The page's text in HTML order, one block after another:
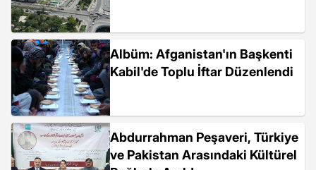
Albüm: Afganistan'ın Başkenti
Kabil'de Toplu İftar Düzenlendi
Abdurrahman Peşaveri, Türkiye
ve Pakistan Arasındaki Kültürel